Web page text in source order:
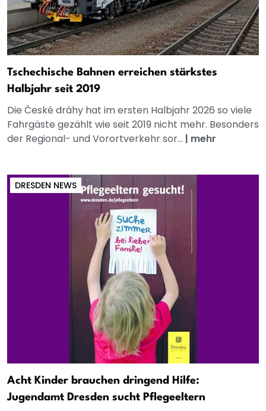
Tschechische Bahnen erreichen stärkstes
Halbjahr seit 2019
Die České dráhy hat im ersten Halbjahr 2026 so viele
Fahrgäste gezählt wie seit 2019 nicht mehr. Besonders
der Regional- und Vorortverkehr sor... | mehr
DRESDEN NEWS
Acht Kinder brauchen dringend Hilfe:
Jugendamt Dresden sucht Pflegeeltern